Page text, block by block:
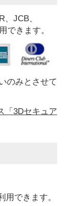
JCB、
できます。
のみとさせて
「3Dセキュア
用できます。